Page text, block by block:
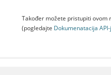
Također možete pristupiti ovom
(pogledajte Dokumenаtаcijа API-